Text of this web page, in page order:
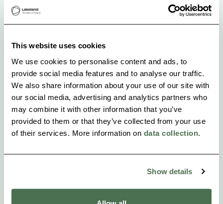
This website uses cookies
We use cookies to personalise content and ads, to
provide social media features and to analyse our traffic.
We also share information about your use of our site with
our social media, advertising and analytics partners who
may combine it with other information that you’ve
provided to them or that they’ve collected from your use
of their services. More information on data collection
Show details
Dienstleistungen in Finnland erbracht wurden und
Herzlich willkommen!